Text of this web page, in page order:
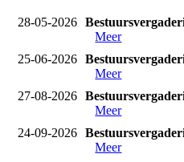
28-05-2026
Meer
25-06-2026
Meer
27-08-2026
Meer
24-09-2026
Meer